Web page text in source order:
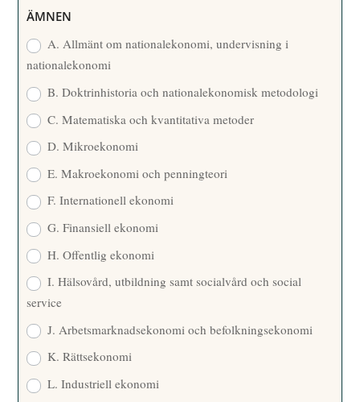
R
ÄMNEN
A. Allmänt om nationalekonomi, undervisning i
nationalekonomi
B. Doktrinhistoria och nationalekonomisk metodologi
C. Matematiska och kvantitativa metoder
D. Mikroekonomi
E. Makroekonomi och penningteori
F. Internationell ekonomi
G. Finansiell ekonomi
H. Offentlig ekonomi
I. Hälsovård, utbildning samt socialvård och social
service
J. Arbetsmarknadsekonomi och befolkningsekonomi
K. Rättsekonomi
L. Industriell ekonomi